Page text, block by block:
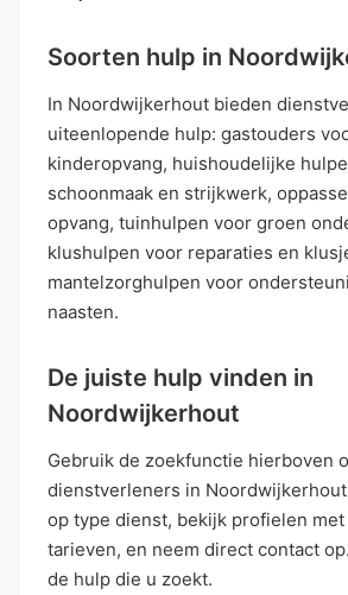
Soorten hulp in
In Noordwijkerhout bieden
uiteenlopende hulp: gastouders
kinderopvang, huishoudelijke
schoonmaak en strijkwerk,
opvang, tuinhulpen voor groen
klushulpen voor reparaties en
mantelzorghulpen voor
naasten.
De juiste hulp vinden in
Noordwijkerhout
Gebruik de zoekfunctie hierboven
dienstverleners in
op type dienst, bekijk profielen
tarieven, en neem direct contact
de hulp die u zoekt.